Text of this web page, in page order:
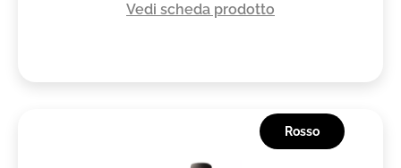
Vedi scheda prodotto
Rosso